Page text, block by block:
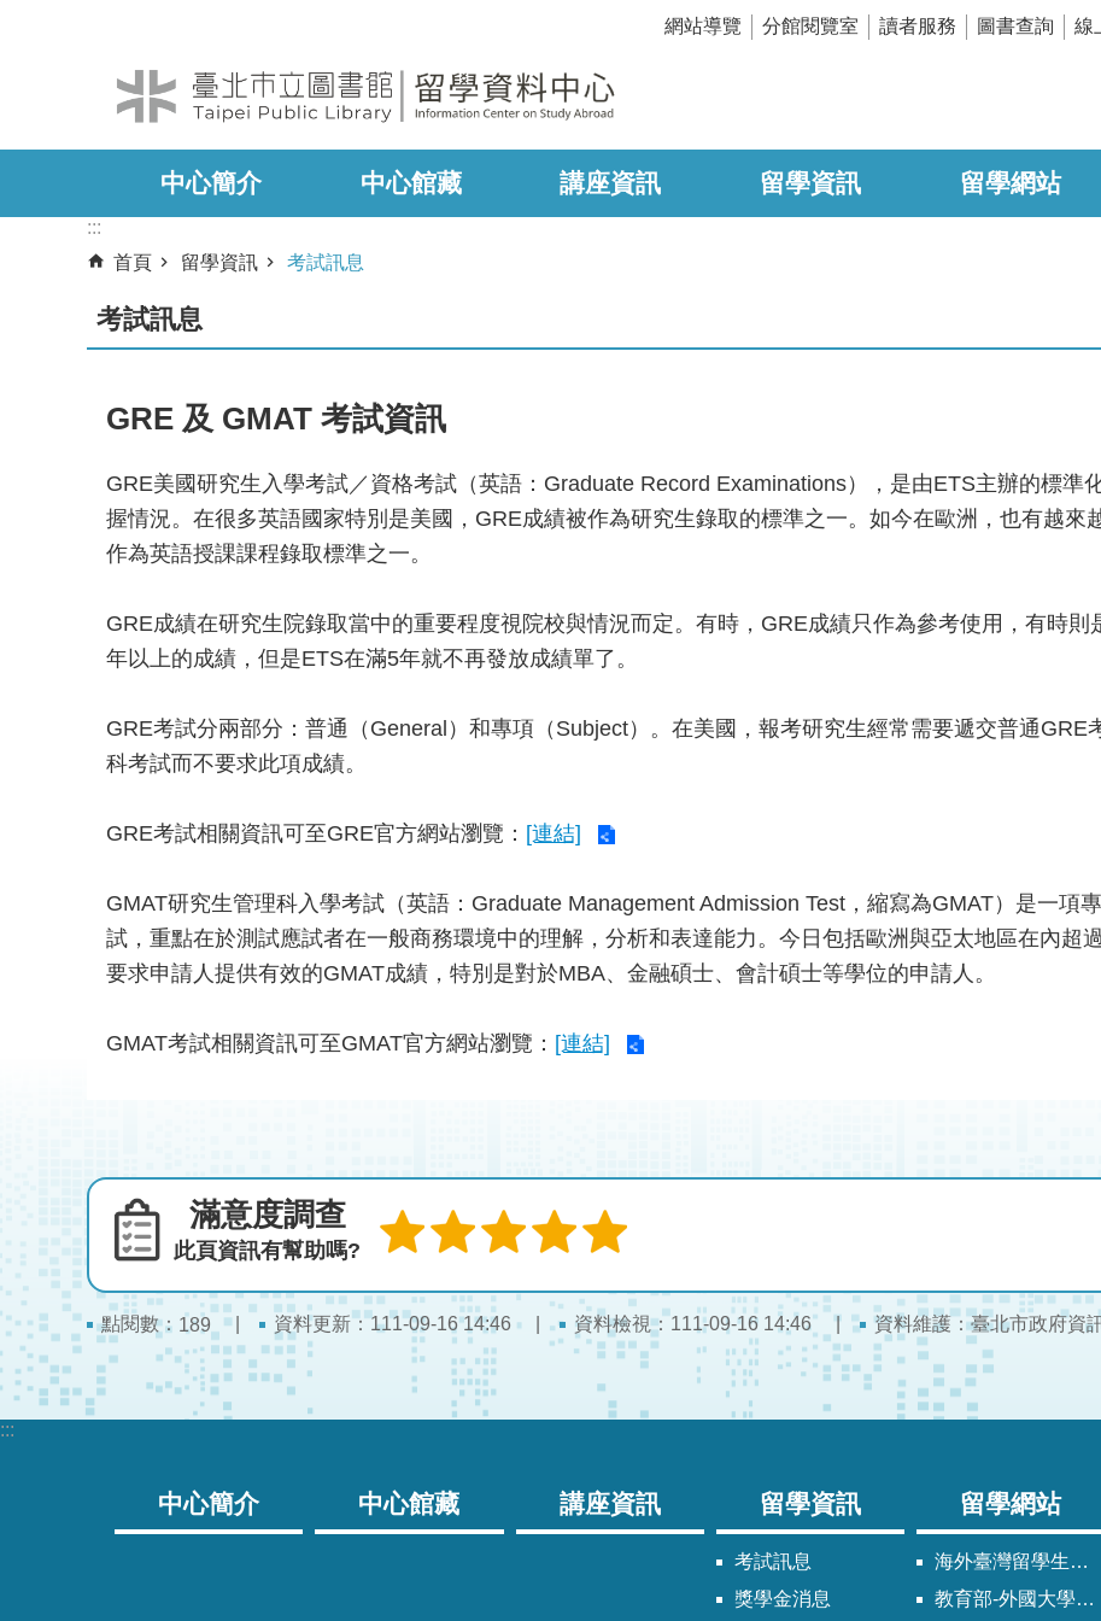
網站導覽 分館閱覽室 讀者服務 圖書查詢 線
中心簡介 中心館藏 講座資訊 留學資訊 留學網站
:::
首頁
留學資訊 考試訊息
考試訊息
GRE 及 GMAT 考試資訊
GRE美國研究生入學考試／資格考試（英語：Graduate Record Examinations），是由ETS主辦的標準
握情況。在很多英語國家特別是美國，GRE成績被作為研究生錄取的標準之一。如今在歐洲，也有越來
作為英語授課課程錄取標準之一。
GRE成績在研究生院錄取當中的重要程度視院校與情況而定。有時，GRE成績只作為參考使用，有時
年以上的成績，但是ETS在滿5年就不再發放成績單了。
GRE考試分兩部分：普通（General）和專項（Subject）。在美國，報考研究生經常需要遞交普通
科考試而不要求此項成績。
GRE考試相關資訊可至GRE官方網站瀏覽： [連結]
GMAT研究生管理科入學考試（英語：Graduate Management Admission Test，縮寫為GMAT）是一項
試，重點在於測試應試者在一般商務環境中的理解，分析和表達能力。今日包括歐洲與亞太地區在內超
要求申請人提供有效的GMAT成績，特別是對於MBA、金融碩士、會計碩士等學位的申請人。
GMAT考試相關資訊可至GMAT官方網站瀏覽： [連結]
滿意度調查
此頁資訊有幫助嗎?
點閱數： 189 資料更新：111-09-16 14:46 資料檢視：111-09-16 14:46 資料維護：臺北市政府資
:::
中心簡介 中心館藏 講座資訊 留學資訊
考試訊息
獎學金消息
留學網站
海外臺灣留學生同學會
教育部-外國大學校院參考名冊專區